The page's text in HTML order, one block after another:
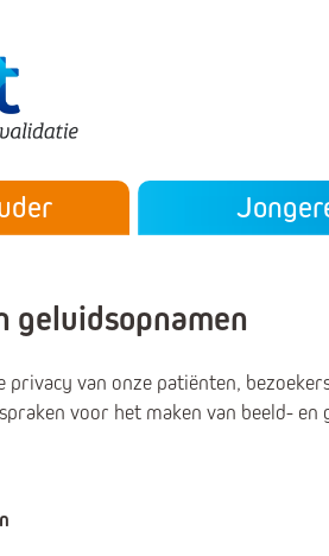
geluidsopnamen
privacy van onze patiënten,
voor het maken van beeld-